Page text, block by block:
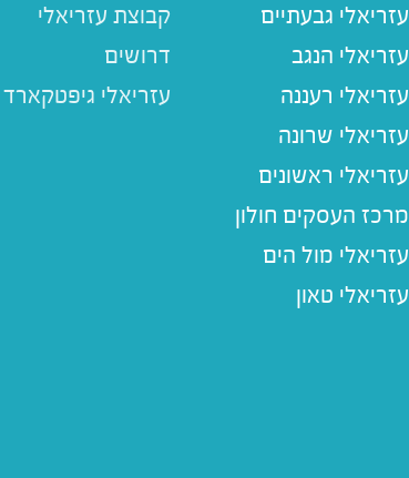
עזריאלי גבעתיים
עזריאלי הנגב
עזריאלי רעננה
עזריאלי שרונה
עזריאלי ראשונים
מרכז העסקים חולון
עזריאלי מול הים
עזריאלי טאון
קבוצת עזריאלי
דרושים